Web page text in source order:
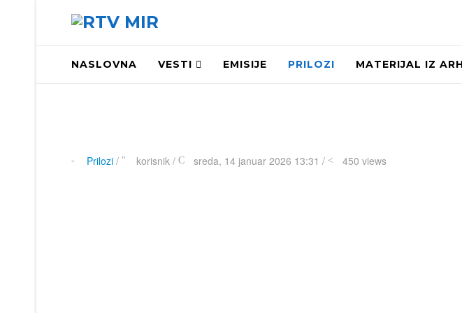
NASLOVNA VESTI EMISIJE PRILOZI MATERIJAL IZ
Prilozi/ korisnik / sreda, 14 januar 2026 13:31 / 450 views